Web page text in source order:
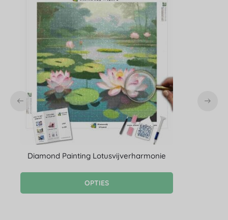
Diamond Painting Lotusvijverharmonie
OPTIES